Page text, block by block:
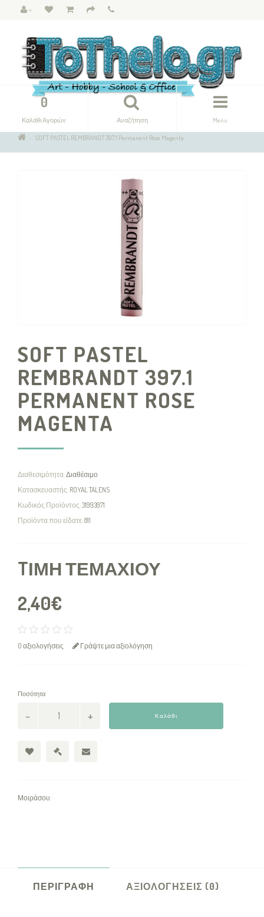
Menu
Αναζήτηση
0
Καλάθι Αγορών
SOFT PASTEL REMBRANDT 397.1 Permanent Rose Magenta
SOFT PASTEL
REMBRANDT 397.1
PERMANENT ROSE
MAGENTA
Διαθεσιμότητα:Διαθέσιμο
Κατασκευαστής: ROYAL TALENS
Κωδικός Προϊόντος:31993971
Προϊόντα που είδατε:811
TΙΜΉ ΤΕΜΑΧΊΟΥ
2,40€
0 αξιολογήσεις Γράψτε μια αξιολόγηση
Ποσότητα
Καλάθι
Μοιράσου:
ΠΕΡΙΓΡΑΦΉ ΑΞΙΟΛΟΓΉΣΕΙΣ (0)